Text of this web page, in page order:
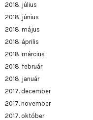
2018. július
2018. június
2018. május
2018. április
2018. március
2018. február
2018. január
2017. december
2017. november
2017. október